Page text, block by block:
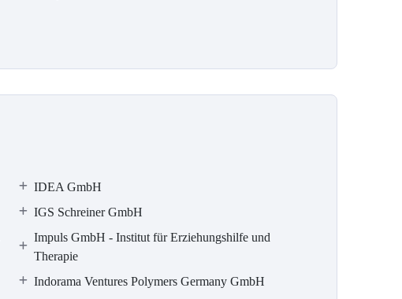
IDEA GmbH
IGS Schreiner GmbH
Impuls GmbH - Institut für Erziehungshilfe und
Therapie
Indorama Ventures Polymers Germany GmbH